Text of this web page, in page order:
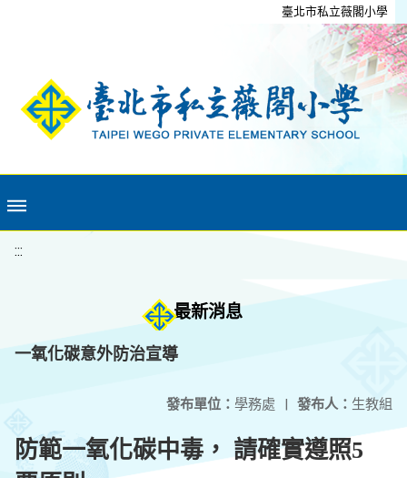
臺北市私立薇閣小學
:::
最新消息
一氧化碳意外防治宣導
發布人： 生教組
發布單位： 學務處 |
防範一氧化碳中毒， 請確實遵照5